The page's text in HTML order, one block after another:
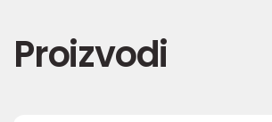
Proizvodi